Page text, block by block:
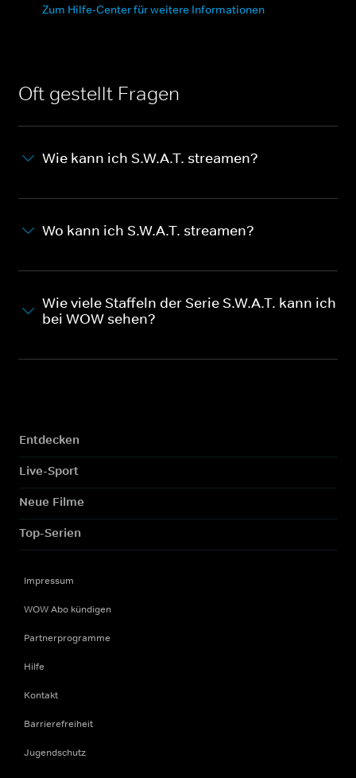
Zum Hilfe-Center für weitere Informationen
Oft gestellt Fragen
Wie kann ich S.W.A.T. streamen?
Wo kann ich S.W.A.T. streamen?
Wie viele Staffeln der Serie S.W.A.T. kann ich
bei WOW sehen?
Entdecken
Live-Sport
Neue Filme
Top-Serien
Impressum
WOW Abo kündigen
Partnerprogramme
Hilfe
Kontakt
Barrierefreiheit
Jugendschutz